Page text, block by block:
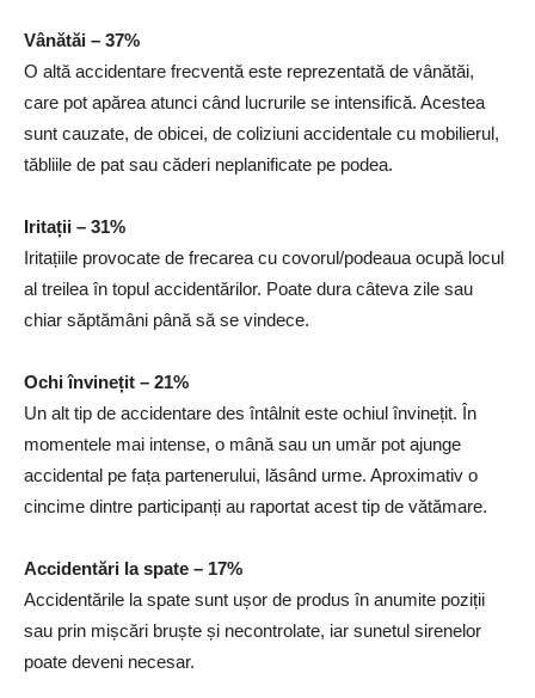
Vânătăi – 37%
O altă accidentare frecventă este reprezentată de vânătăi,
care pot apărea atunci când lucrurile se intensifică. Acestea
sunt cauzate, de obicei, de coliziuni accidentale cu mobilierul,
tăbliile de pat sau căderi neplanificate pe podea.
Iritații – 31%
Iritațiile provocate de frecarea cu covorul/podeaua ocupă locul
al treilea în topul accidentărilor. Poate dura câteva zile sau
chiar săptămâni până să se vindece.
Ochi învinețit – 21%
Un alt tip de accidentare des întâlnit este ochiul învinețit. În
momentele mai intense, o mână sau un umăr pot ajunge
accidental pe fața partenerului, lăsând urme. Aproximativ o
cincime dintre participanți au raportat acest tip de vătămare.
Accidentări la spate – 17%
Accidentările la spate sunt ușor de produs în anumite poziții
sau prin mișcări bruște și necontrolate, iar sunetul sirenelor
poate deveni necesar.